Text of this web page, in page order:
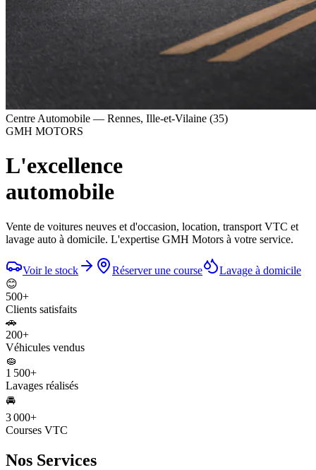
Centre Automobile — Rennes, Ille-et-Vilaine (35)
GMH MOTORS
L'excellence
automobile
Vente de voitures neuves et d'occasion, location, transport VTC et
lavage auto à domicile. L'expertise GMH Motors à votre service.
Voir le stock Réserver une course
Lavage à domicile
😊
500+
Clients satisfaits
🚗
200+
Véhicules vendus
🧽
1 500+
Lavages réalisés
🚘
3 000+
Courses VTC
Nos Services